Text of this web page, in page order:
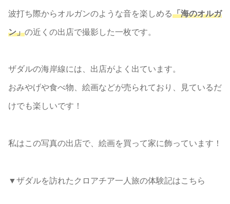
波打ち際からオルガンのような音を楽しめる「海のオルガ
ン」の近くの出店で撮影した一枚です。
ザダルの海岸線には、出店がよく出ています。
おみやげや食べ物、絵画などが売られており、見ているだ
けでも楽しいです！
私はこの写真の出店で、絵画を買って家に飾っています！
▼ザダルを訪れたクロアチア一人旅の体験記はこちら